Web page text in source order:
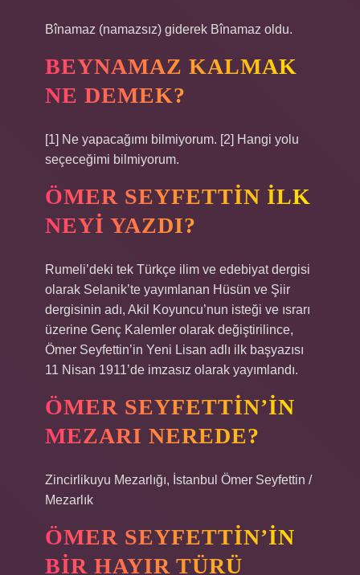
Bînamaz (namazsız) giderek Bînamaz oldu.
BEYNAMAZ KALMAK
NE DEMEK?
[1] Ne yapacağımı bilmiyorum. [2] Hangi yolu
seçeceğimi bilmiyorum.
ÖMER SEYFETTIN ILK
NEYI YAZDI?
Rumeli’deki tek Türkçe ilim ve edebiyat dergisi
olarak Selanik’te yayımlanan Hüsün ve Şiir
dergisinin adı, Akil Koyuncu’nun isteği ve ısrarı
üzerine Genç Kalemler olarak değiştirilince,
Ömer Seyfettin’in Yeni Lisan adlı ilk başyazısı
11 Nisan 1911’de imzasız olarak yayımlandı.
ÖMER SEYFETTIN’IN
MEZARI NEREDE?
Zincirlikuyu Mezarlığı, İstanbul Ömer Seyfettin /
Mezarlık
ÖMER SEYFETTIN’IN
BIR HAYIR TÜRÜ